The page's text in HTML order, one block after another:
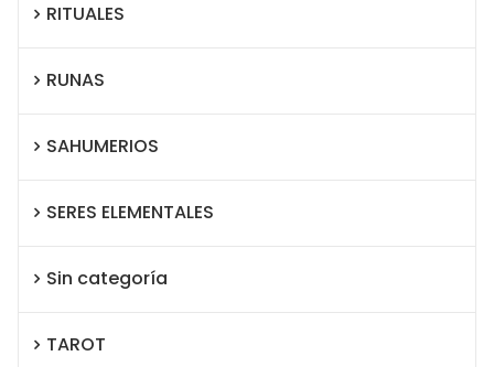
RITUALES
RUNAS
SAHUMERIOS
SERES ELEMENTALES
Sin categoría
TAROT